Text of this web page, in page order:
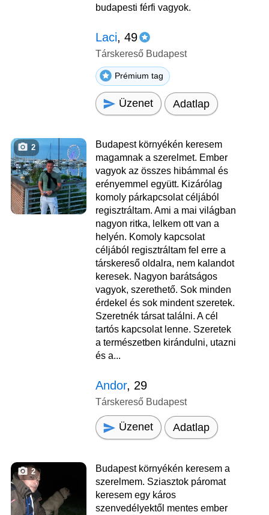
budapesti férfi vagyok.
Laci, 49
Társkereső Budapest
Prémium tag
Üzenet Adatlap
2
Budapest környékén keresem
magamnak a szerelmet. Ember
vagyok az összes hibámmal és
erényemmel együtt. Kizárólag
komoly párkapcsolat céljából
regisztráltam. Ami a mai világban
nagyon ritka, lelkem ott van a
helyén. Komoly kapcsolat
céljából regisztráltam fel erre a
társkereső oldalra, nem kalandot
keresek. Nagyon barátságos
vagyok, szerethető. Sok minden
érdekel és sok mindent szeretek.
Szeretnék társat találni. A cél
tartós kapcsolat lenne. Szeretek
a természetben kirándulni, utazni
és a...
Andor, 29
Társkereső Budapest
Üzenet Adatlap
2
Budapest környékén keresem a
szerelmem. Sziasztok páromat
keresem egy káros
szenvedélyektől mentes ember